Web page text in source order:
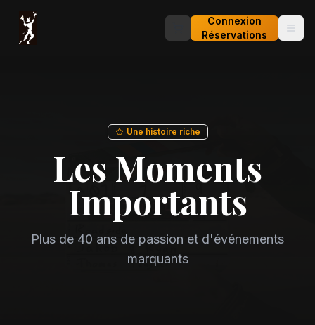
Connexion
Réservations
Une histoire riche
Les Moments
Importants
Plus de 40 ans de passion et d'événements
marquants